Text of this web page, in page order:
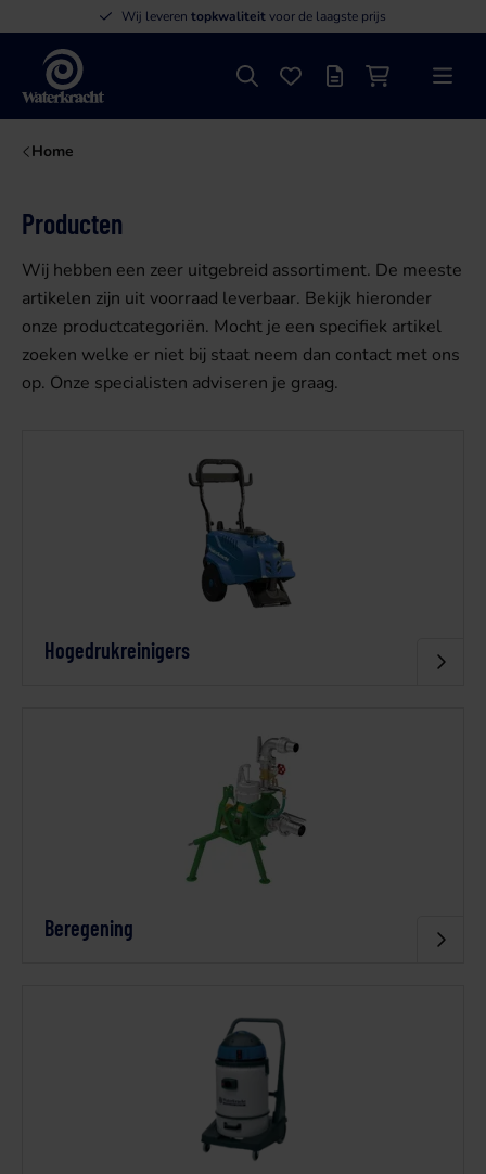
Wij leveren topkwaliteitvoor de laagste prijs
Waterkracht
ZoekenFavorieten
OffertelijstWinkelwagen
Menu
Home
Producten
Wij hebben een zeer uitgebreid assortiment. De meeste
artikelen zijn uit voorraad leverbaar. Bekijk hieronder
onze productcategoriën. Mocht je een specifiek artikel
zoeken welke er niet bij staat neem dan contact met ons
op. Onze specialisten adviseren je graag.
Hogedrukreinigers
Beregening